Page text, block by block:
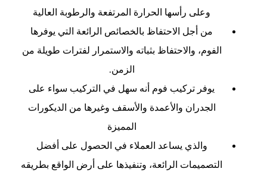
وعلى رأسها الحرارة المرتفعة والرطوبة العالية
من أجل الاحتفاظ بالخصائص الرائعة التي يوفرها
الفوم، والاحتفاظ بثباته والاستمرار لفترات طويلة من
الزمن.
يوفر تركيب فوم أنه سهل في التركيب سواء على
الجدران والأعمدة والأسقف وغيرها من الديكورات
المميزة
والذي يساعد العملاء في الحصول على أفضل
التصميمات الرائعة، وتنفيذها على أرض الواقع بطريقه